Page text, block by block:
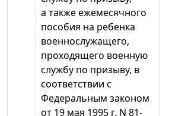
а также ежемесячного
пособия на ребенка
военнослужащего,
проходящего военную
службу по призыву, в
соответствии с
Федеральным законом
от 19 мая 1995 г. N 81-